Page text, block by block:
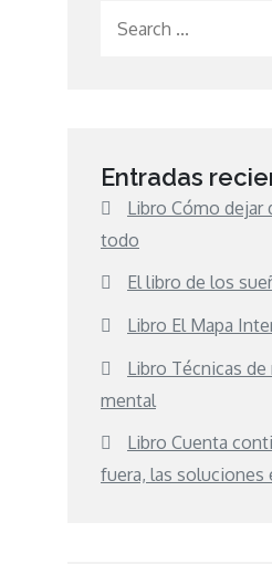
Entradas
Libro Cómo dejar
todo
El libro de los
Libro El Mapa
Libro Técnicas
mental
Libro Cuenta
fuera, las soluciones